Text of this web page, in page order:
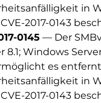
in
2017-0143
0145 — Der
8.1; Windows
es
in
2017-0143